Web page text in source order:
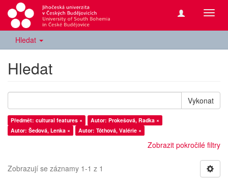
Hledat
Hledat
Vykonat
Předmět: cultural features ×
Autor: Prokešová, Radka ×
Autor: Šedová, Lenka ×
Autor: Tóthová, Valérie ×
Zobrazit pokročilé filtry
Zobrazují se záznamy 1-1 z 1